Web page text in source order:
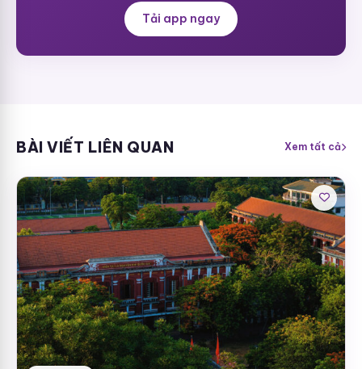
Tải app ngay
BÀI VIẾT LIÊN QUAN Xem tất cả